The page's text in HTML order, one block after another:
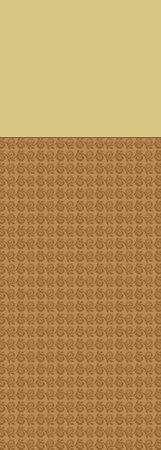
описание песен, удобный каталог mp3 фольклора